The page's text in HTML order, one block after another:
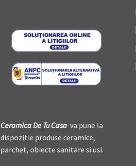
Ceramica De Tu Casa va pune la
dispozitie produse ceramice,
parchet, obiecte sanitare si usi.